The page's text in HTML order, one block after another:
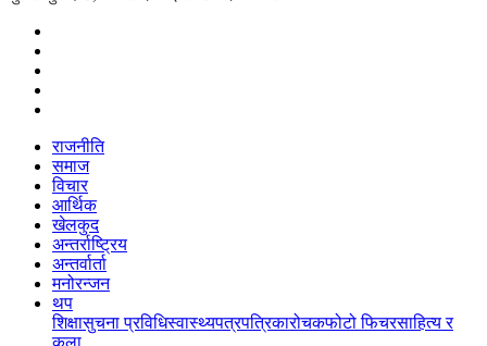
राजनीति
समाज
विचार
आर्थिक
खेलकुद
अन्तर्राष्ट्रिय
अन्तर्वार्ता
मनोरन्जन
थप
शिक्षासुचना प्रविधिस्वास्थ्यपत्रपत्रिकारोचकफोटो फिचरसाहित्य र
कला